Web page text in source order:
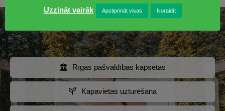
Rīgas pašvaldības kapsētas
Kapavietas uzturēšana
Uzzināt vairāk
Apstiprināt visas Noraidīt